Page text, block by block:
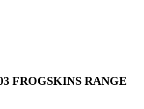
FROGSKINS RANGE